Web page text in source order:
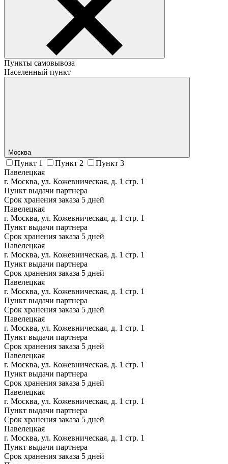
Пункты самовывоза
Населенный пункт
Москва
Пункт 1 Пункт 2
Пункт 3
Павелецкая
г. Москва, ул. Кожевническая, д. 1 стр. 1
Пункт выдачи партнера
Срок хранения заказа 5 дней
Павелецкая
г. Москва, ул. Кожевническая, д. 1 стр. 1
Пункт выдачи партнера
Срок хранения заказа 5 дней
Павелецкая
г. Москва, ул. Кожевническая, д. 1 стр. 1
Пункт выдачи партнера
Срок хранения заказа 5 дней
Павелецкая
г. Москва, ул. Кожевническая, д. 1 стр. 1
Пункт выдачи партнера
Срок хранения заказа 5 дней
Павелецкая
г. Москва, ул. Кожевническая, д. 1 стр. 1
Пункт выдачи партнера
Срок хранения заказа 5 дней
Павелецкая
г. Москва, ул. Кожевническая, д. 1 стр. 1
Пункт выдачи партнера
Срок хранения заказа 5 дней
Павелецкая
г. Москва, ул. Кожевническая, д. 1 стр. 1
Пункт выдачи партнера
Срок хранения заказа 5 дней
Павелецкая
г. Москва, ул. Кожевническая, д. 1 стр. 1
Пункт выдачи партнера
Срок хранения заказа 5 дней